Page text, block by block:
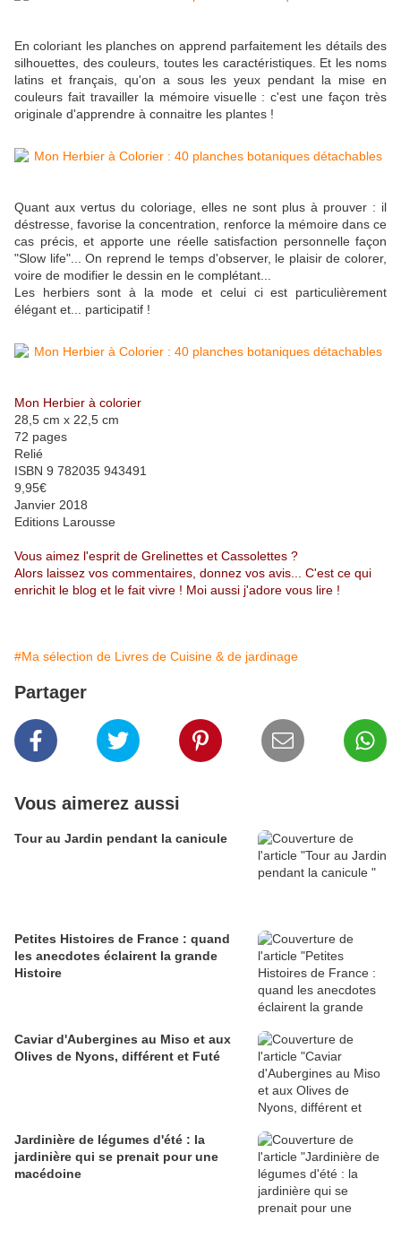
En coloriant les planches on apprend parfaitement les détails des
silhouettes, des couleurs, toutes les caractéristiques. Et les noms
latins et français, qu'on a sous les yeux pendant la mise en
couleurs fait travailler la mémoire visuelle : c'est une façon très
originale d'apprendre à connaitre les plantes !
Quant aux vertus du coloriage, elles ne sont plus à prouver : il
déstresse, favorise la concentration, renforce la mémoire dans ce
cas précis, et apporte une réelle satisfaction personnelle façon
"Slow life"... On reprend le temps d'observer, le plaisir de colorer,
voire de modifier le dessin en le complétant...
Les herbiers sont à la mode et celui ci est particulièrement
élégant et... participatif !
Mon Herbier à colorier
28,5 cm x 22,5 cm
72 pages
Relié
ISBN 9 782035 943491
9,95€
Janvier 2018
Editions Larousse
Vous aimez l'esprit de Grelinettes et Cassolettes ?
Alors laissez vos commentaires, donnez vos avis... C'est ce qui
enrichit le blog et le fait vivre ! Moi aussi j'adore vous lire !
#Ma sélection de Livres de Cuisine & de jardinage
Partager
Vous aimerez aussi
Tour au Jardin pendant la canicule
Petites Histoires de France : quand
les anecdotes éclairent la grande
Histoire
Caviar d'Aubergines au Miso et aux
Olives de Nyons, différent et Futé
Jardinière de légumes d'été : la
jardinière qui se prenait pour une
macédoine